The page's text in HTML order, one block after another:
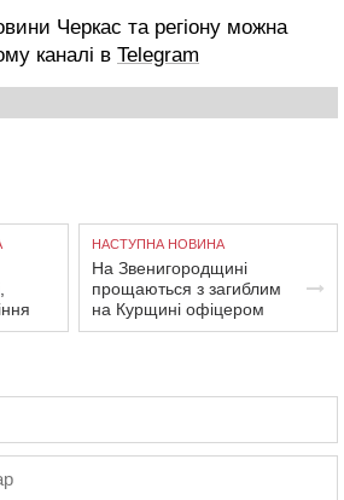
Черкас та регіону можна
каналі в Telegram
НАСТУПНА НОВИНА
На Звенигородщині
прощаються з загиблим
на Курщині офіцером